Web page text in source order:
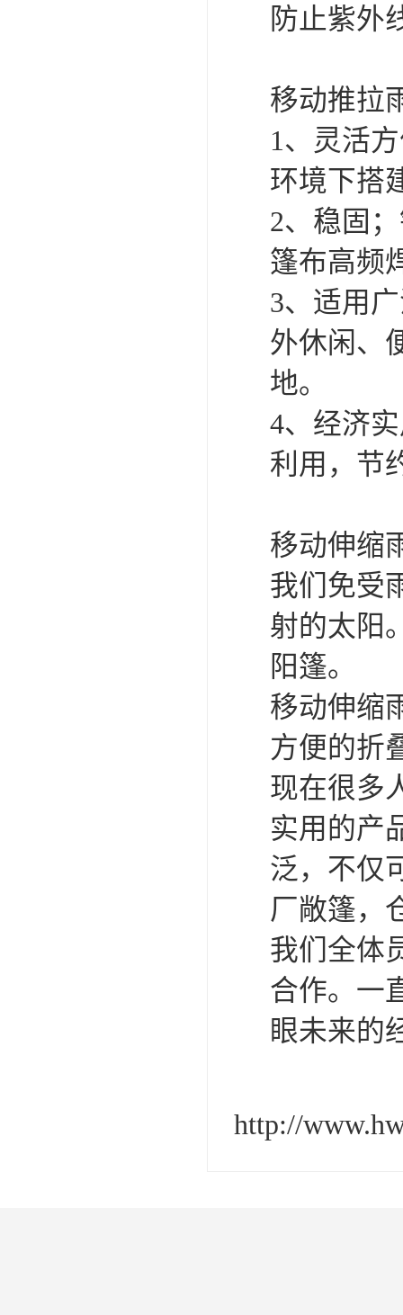
防止紫外
移动推拉
1、灵活
环境下搭
2、稳固
篷布高频
3、适用
外休闲、
地。
4、经济
利用，节
移动伸缩
我们免受
射的太阳
阳篷。
移动伸缩
方便的折
现在很多
实用的产
泛，不仅
厂敞篷，
我们全体
合作。一
眼未来的
http://